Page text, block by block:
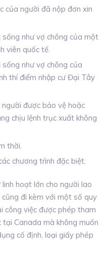
của người đã nộp đơn xin
sống như vợ chồng của một
viên quốc tế.
như vợ chồng của
thí điểm nhập cư Đại Tây
được bảo vệ hoặc
chịu lệnh trục xuất không
thời.
chương trình đặc biệt.
hoạt lớn cho người lao
đi kèm với một số quy
công việc được phép tham
tại Canada mà không muốn
cố định, loại giấy phép